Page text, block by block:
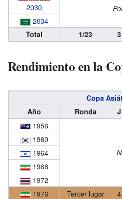
2030
2034
Total 1/23 3
Rendimiento en la
Copa
Año
Ronda J
1956
1960
1964
1968
1972
1976
Tercer lugar 4